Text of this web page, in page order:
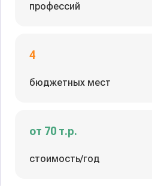
профессий
4
бюджетных мест
от 70 т.р.
стоимость/год